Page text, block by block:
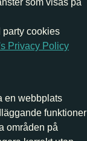
party cookies
Privacy Policy
en webbplats
funktioner
områden på